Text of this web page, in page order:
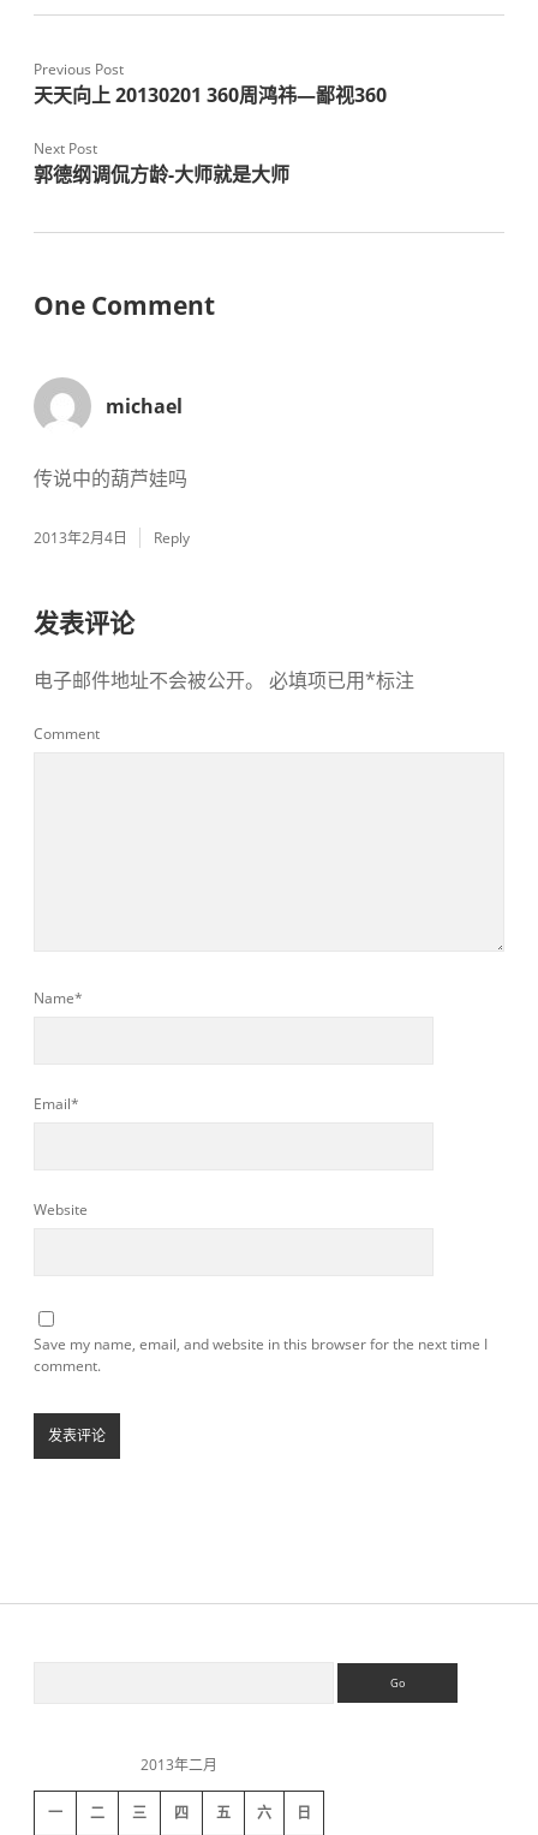
Previous Post
天天向上 20130201 360周鸿祎—鄙视360
Next Post
郭德纲调侃方龄-大师就是大师
One Comment
michael
传说中的葫芦娃吗
2013年2月4日 Reply
发表评论
电子邮件地址不会被公开。 必填项已用*标注
Comment
Name*
Email*
Website
Save my name, email, and website in this browser for the next time I
comment.
d
2013年二月
一 二 三 四 五 六 日